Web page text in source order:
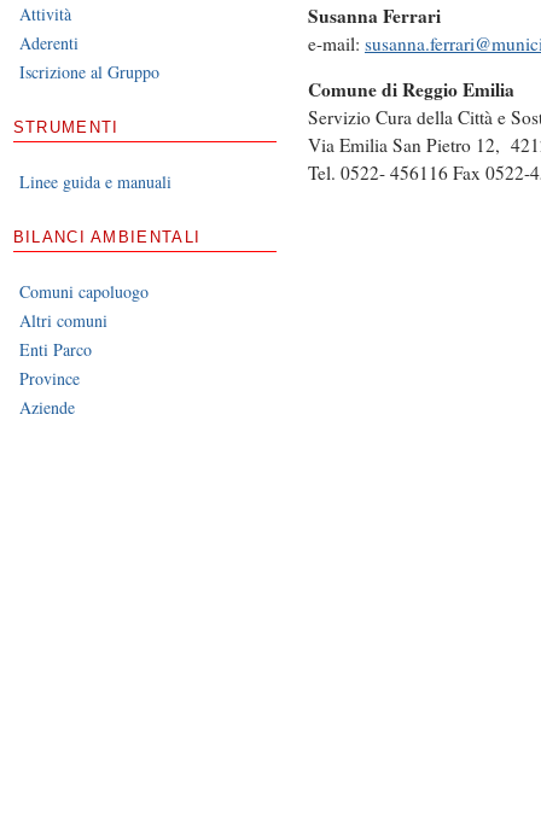
Susanna Ferrari
e-mail:
Comune di Reggio Emilia
Servizio Cura della Città e
Via Emilia San Pietro 12,
Tel. 0522- 456116 Fax 0522-
Attività
Aderenti
Iscrizione al Gruppo
STRUMENTI
Linee guida e manuali
BILANCI AMBIENTALI
Comuni capoluogo
Altri comuni
Enti Parco
Province
Aziende